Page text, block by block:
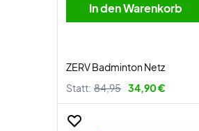
In den Warenkorb
ZERV Badminton Netz
Statt: 84,95 34,90 €